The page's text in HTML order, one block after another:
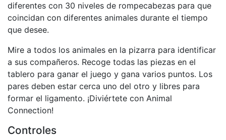
diferentes con 30 niveles de rompecabezas para que
coincidan con diferentes animales durante el tiempo
que desee.
Mire a todos los animales en la pizarra para identificar
a sus compañeros. Recoge todas las piezas en el
tablero para ganar el juego y gana varios puntos. Los
pares deben estar cerca uno del otro y libres para
formar el ligamento. ¡Diviértete con Animal
Connection!
Controles